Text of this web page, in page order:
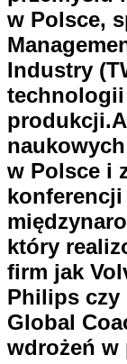
w Polsce,
Industry
technologii
w Polsce i
który
firm jak
Philips czy
Global
wdrożeń w